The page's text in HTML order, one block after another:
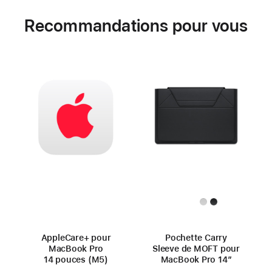
Recommandations pour vous
AppleCare+ pour
MacBook Pro
14 pouces (M5)
Pochette Carry
Sleeve de MOFT pour
MacBook Pro 14″